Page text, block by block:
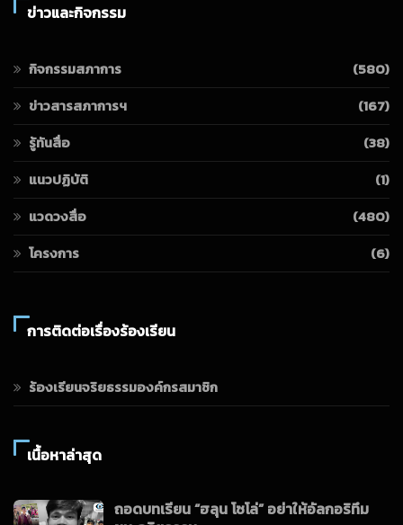
ข่าวและกิจกรรม
กิจกรรมสภาการ
(580)
ข่าวสารสภาการฯ
(167)
รู้ทันสื่อ
(38)
แนวปฏิบัติ
(1)
แวดวงสื่อ
(480)
โครงการ
(6)
การติดต่อเรื่องร้องเรียน
ร้องเรียนจริยธรรมองค์กรสมาชิก
เนื้อหาล่าสุด
ถอดบทเรียน “ฮลุน โซโล่” อย่าให้อัลกอริทึม